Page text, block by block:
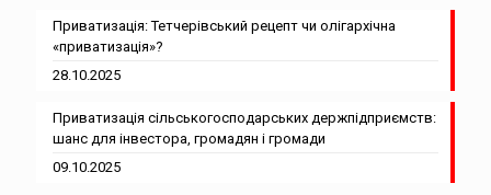
Приватизація: Тетчерівський рецепт чи олігархічна
«приватизація»?
28.10.2025
Приватизація сільськогосподарських держпідприємств:
шанс для інвестора, громадян і громади
09.10.2025